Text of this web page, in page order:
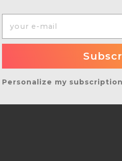
Personalize my subscription